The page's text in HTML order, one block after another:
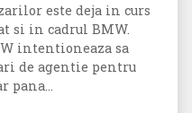
este deja in curs
si in cadrul BMW.
intentioneaza sa
de agentie pentru
pana...